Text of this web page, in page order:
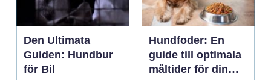
Den Ultimata
Guiden: Hundbur
för Bil
Hundfoder: En
guide till optimala
måltider för din